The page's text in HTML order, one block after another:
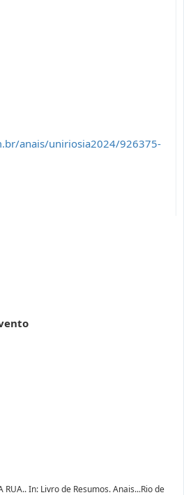
anais/uniriosia2024/926375-
RUA.. In: Livro de Resumos. Anais...Rio de